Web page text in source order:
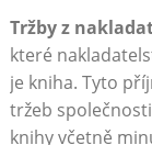
Tržby z
které
je kniha. Tyto
tržeb
knihy včetně